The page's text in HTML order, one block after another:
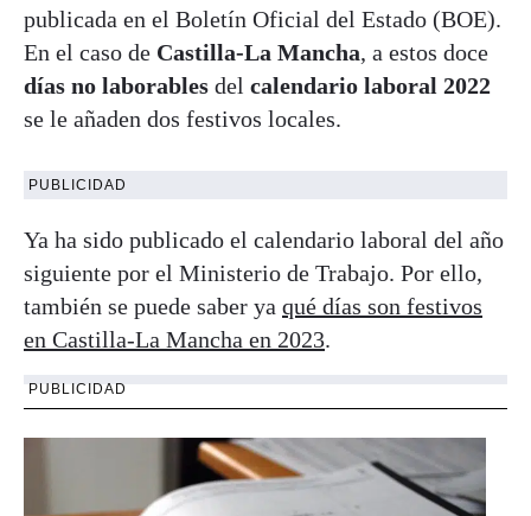
publicada en el Boletín Oficial del Estado (BOE).
En el caso de Castilla-La Mancha, a estos doce
días no laborables del calendario laboral 2022
se le añaden dos festivos locales.
PUBLICIDAD
Ya ha sido publicado el calendario laboral del año
siguiente por el Ministerio de Trabajo. Por ello,
también se puede saber ya qué días son festivos
en Castilla-La Mancha en 2023.
PUBLICIDAD